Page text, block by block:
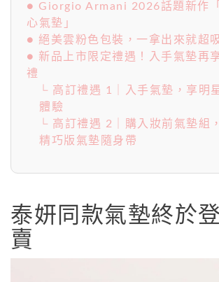
● Giorgio Armani 2026話題新作
心氣墊」
● 絕美雲粉色包裝，一拿出來就超
● 新品上市限定禮遇！入手氣墊再
禮
└ 高訂禮遇 1｜入手氣墊，享明
體驗
└ 高訂禮遇 2｜購入妝前氣墊組
精巧版氣墊隨身帶
泰妍同款氣墊終於
賣